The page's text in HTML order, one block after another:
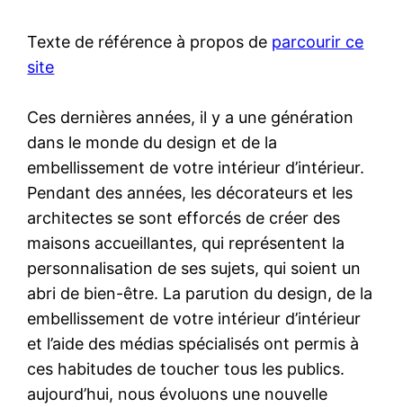
Texte de référence à propos de parcourir ce
site
Ces dernières années, il y a une génération
dans le monde du design et de la
embellissement de votre intérieur d’intérieur.
Pendant des années, les décorateurs et les
architectes se sont efforcés de créer des
maisons accueillantes, qui représentent la
personnalisation de ses sujets, qui soient un
abri de bien-être. La parution du design, de la
embellissement de votre intérieur d’intérieur
et l’aide des médias spécialisés ont permis à
ces habitudes de toucher tous les publics.
aujourd’hui, nous évoluons une nouvelle